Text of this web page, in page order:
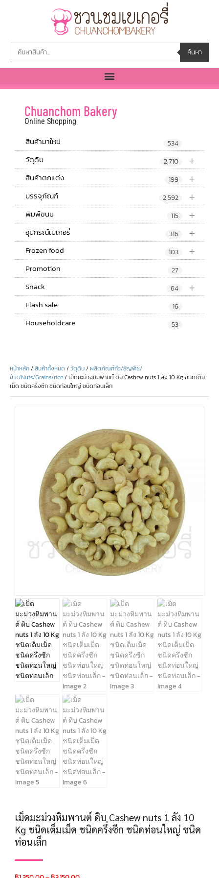
ค้นหา
Chuanchom Bakery
Online Shopping
สินค้ามาใหม่ 534
+
วัตุดิบ 2,710
+
สินค้าตกแต่ง 199
+
บรรจุภัณฑ์ 2,592
+
พิมพ์ขนม 115
+
อุปกรณ์เบเกอรี่ 316
+
Frozen food 103
Promotion 27
+
Snack 64
Flash sale 16
Householdcare 53
หน้าหลัก/สินค้าทั้งหมด /วัตุดิบ/ผลิตภัณฑ์ถั่ว/ธัญพืช/
ข้าว/Nuts/Grains/rice/ เม็ดมะม่วงหิมพานต์ ดิบ Cashew nuts 1 ลัง 10 Kg ชนิดเต็ม
เม็ด ชนิดครึ่งซีก ชนิดท่อนใหญ่ ชนิดท่อนเล็ก
เม็ดมะม่วงหิมพานต์ ดิบ Cashew nuts 1 ลัง 10
Kg ชนิดเต็มเม็ด ชนิดครึ่งซีก ชนิดท่อนใหญ่ ชนิด
ท่อนเล็ก